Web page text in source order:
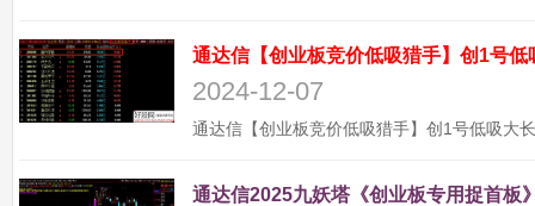
通达信【创业板竞价低吸猎手】创1号
2024-12-07
通达信2025九妖塔《创业板专用捉首板